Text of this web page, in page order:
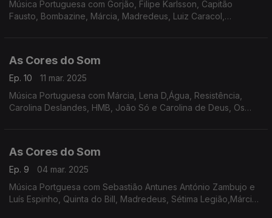
Música Portuguesa com Gorjão, Filipe Karlsson, Capitão
Fausto, Bombazine, Márcia, Madredeus, Luiz Caracol,
As Cores do Som
Ep. 10
11 mar. 2025
Música Portuguesa com Márcia, Lena D,Água, Resistência,
Carolina Deslandes, HMB, João Só e Carolina de Deus, Os
As Cores do Som
Ep. 9
04 mar. 2025
Música Portguesa com Sebastião Antunes António Zambujo e
Luís Espinho, Quinta do Bill, Madredeus, Sétima Legião,Márcia,